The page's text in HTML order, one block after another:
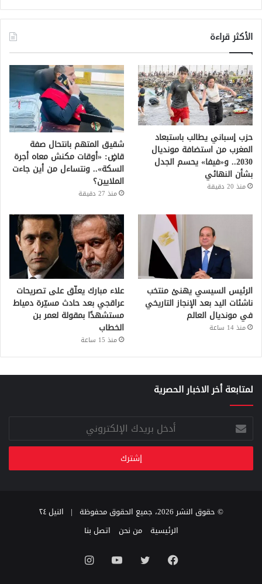
الأكثر قراءة
حزب إسباني يطالب باستبعاد
المغرب من استضافة مونديال
2030.. و«فيفا» يحسم الجدل
بشأن النهائي
منذ 20 دقيقة
شقيق المتهم بانتحال صفة
قاضٍ: «أوقات مكنش معاه أجرة
السكة».. ونتساءل من أين جاءت
الملايين؟
منذ 27 دقيقة
الرئيس السيسي يهنئ منتخب
ناشئات اليد بعد الإنجاز التاريخي
في مونديال العالم
منذ 14 ساعة
علاء مبارك يعلّق على تصريحات
عراقجي بعد حادث مسيّرة دمياط
مستشهدًا بمقولة لعمر بن
الخطاب
منذ 15 ساعة
لمتابعة أخر الاخبار الحصرية
أدخل
بريدك
الإلكتروني
© حقوق النشر 2026، جميع الحقوق محفوظة |
النيل ٢٤
الرئيسية
من نحن اتصل بنا
فيسبوك تويتر يوتيوب